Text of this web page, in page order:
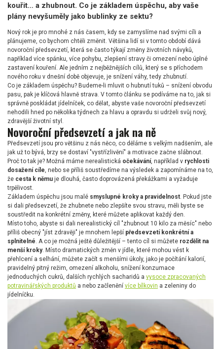
kouřit… a zhubnout. Co je základem úspěchu, aby vaše
plány nevyšuměly jako bublinky ze sektu?
Nový rok je pro mnohé z nás časem, kdy se zamyslíme nad svými cíli a
plánujeme, co bychom chtěli změnit. Většina lidí si v tomto období dává
novoroční předsevzetí, která se často týkají změny životních návyků,
například více spánku, více pohybu, zlepšení stravy či omezení nebo úplné
zastavení kouření. Ale jedním z nejběžnějších cílů, který se s příchodem
nového roku v dnešní době objevuje, je snížení váhy, tedy zhubnutí.
Co je základem úspěchu? Budeme-li mluvit o hubnutí tuků – snížení obvodu
pasu, pak je klíčová hlavně strava. V tomto článku se podíváme na to, jak si
správně poskládat jídelníček, co dělat, abyste vaše novoroční předsevzetí
nehodili hned po několika týdnech za hlavu a opravdu si udrželi svůj nový,
zdravější životní styl.
Novoroční předsevzetí a jak na ně
Předsevzetí jsou pro většinu z nás něco, co děláme s velkým nadšením, ale
jak už to bývá, brzy se dostaví "vystřízlivění" a motivace začne slábnout.
Proč to tak je? Možná máme nerealistická očekávání, například v rychlosti
dosažení cíle, nebo se příliš soustředíme na výsledek a zapomínáme na to,
že cesta k němu je dlouhá, často doprovázená překážkami a vyžaduje
trpělivost.
Základem úspěchu jsou malé smyslupné kroky a pravidelnost. Pokud jste
si dali předsevzetí, že zhubnete nebo zlepšíte svou stravu, měli byste se
soustředit na konkrétní změny, které můžete aplikovat každý den.
Místo toho, abyste si dali nerealistický cíl "zhubnout 10 kilo za měsíc" nebo
příliš obecný "jíst zdravěji" je mnohem lepší předsevzetí konkrétní a
splnitelné. A co je možná ještě důležitější – tento cíl si můžete rozdělit na
menší kroky. Místo dramatických změn v jídle, které mohou vést k
přehlcení a selhání, můžete začít s menšími úkoly, jako je počítání kalorií,
pravidelný pitný režim, omezení alkoholu, snížení konzumace
jednoduchých cukrů, dalších rychlých sacharidů a vysoce zpracovaných
potravinářských produktů a nebo začlenění více bílkovin a zeleniny do
jídelníčku.